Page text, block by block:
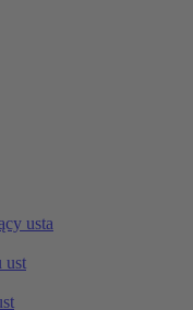
usta
ust